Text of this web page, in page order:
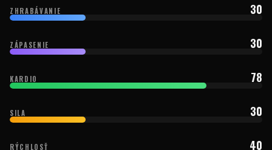
ZHRABÁVANIE 30
ZÁPASENIE 30
KARDIO 78
SILA 30
RÝCHLOSŤ 40